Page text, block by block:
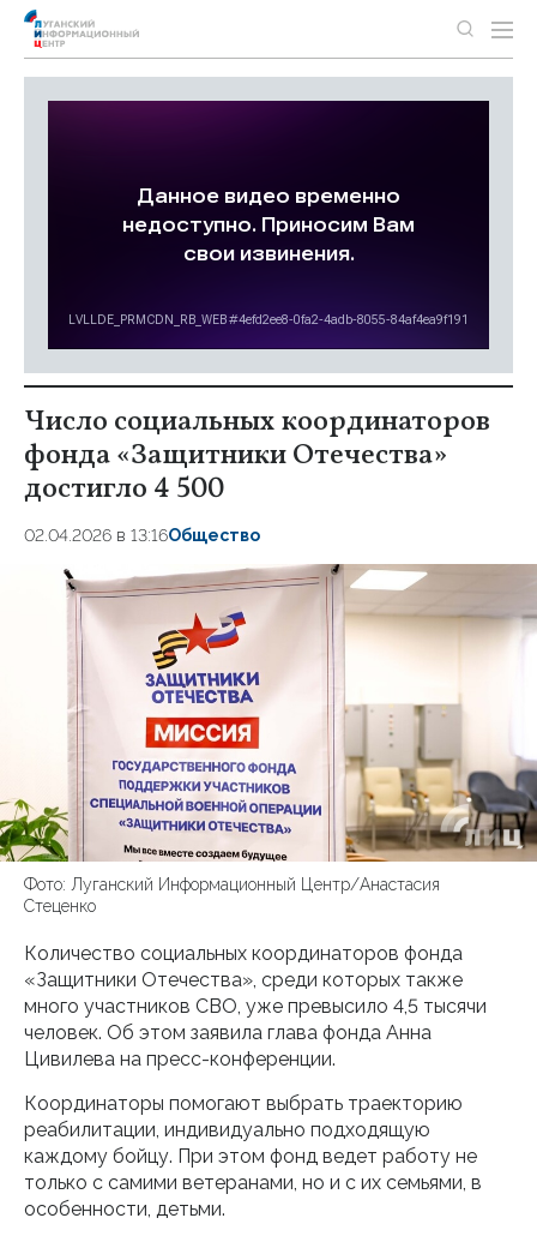
Число социальных координаторов
фонда «Защитники Отечества»
достигло 4 500
02.04.2026 в 13:16Общество
Фото: Луганский Информационный Центр/Анастасия
Стеценко
Количество социальных координаторов фонда
«Защитники Отечества», среди которых также
много участников СВО, уже превысило 4,5 тысячи
человек. Об этом заявила глава фонда Анна
Цивилева на пресс-конференции.
Координаторы помогают выбрать траекторию
реабилитации, индивидуально подходящую
каждому бойцу. При этом фонд ведет работу не
только с самими ветеранами, но и с их семьями, в
особенности, детьми.